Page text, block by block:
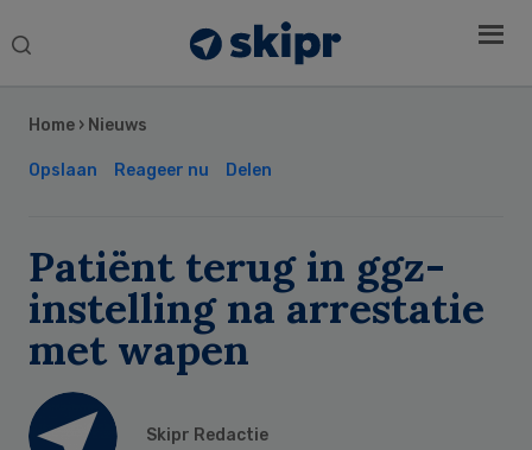
Search
Home › Nieuws
Opslaan Reageer nu Delen
Patiënt terug in ggz-
instelling na arrestatie
met wapen
Skipr Redactie
Sidebar